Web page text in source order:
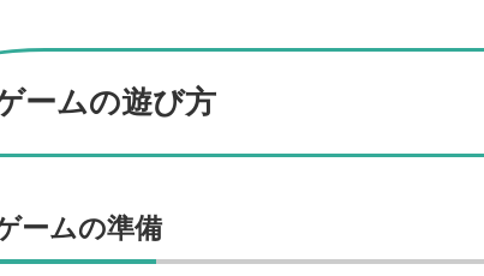
ームの遊び方
ームの準備